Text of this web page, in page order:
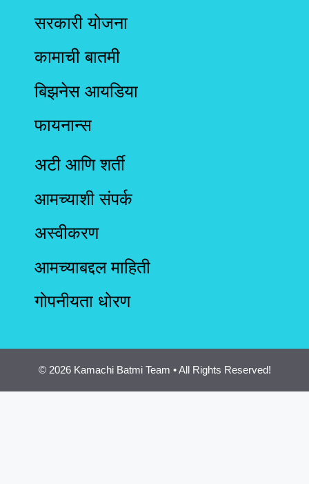
सरकारी योजना
कामाची बातमी
बिझनेस आयडिया
फायनान्स
अटी आणि शर्ती
आमच्याशी संपर्क
अस्वीकरण
आमच्याबद्दल माहिती
गोपनीयता धोरण
© 2026 Kamachi Batmi Team • All Rights Reserved!